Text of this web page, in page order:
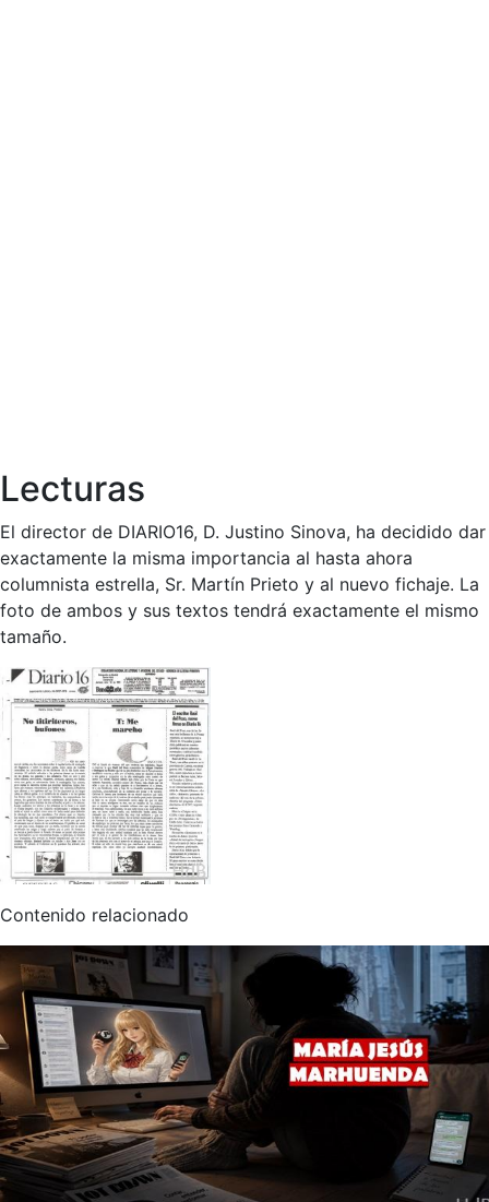
Lecturas
El director de DIARIO16, D. Justino Sinova, ha decidido dar
exactamente la misma importancia al hasta ahora
columnista estrella, Sr. Martín Prieto y al nuevo fichaje. La
foto de ambos y sus textos tendrá exactamente el mismo
tamaño.
Contenido relacionado